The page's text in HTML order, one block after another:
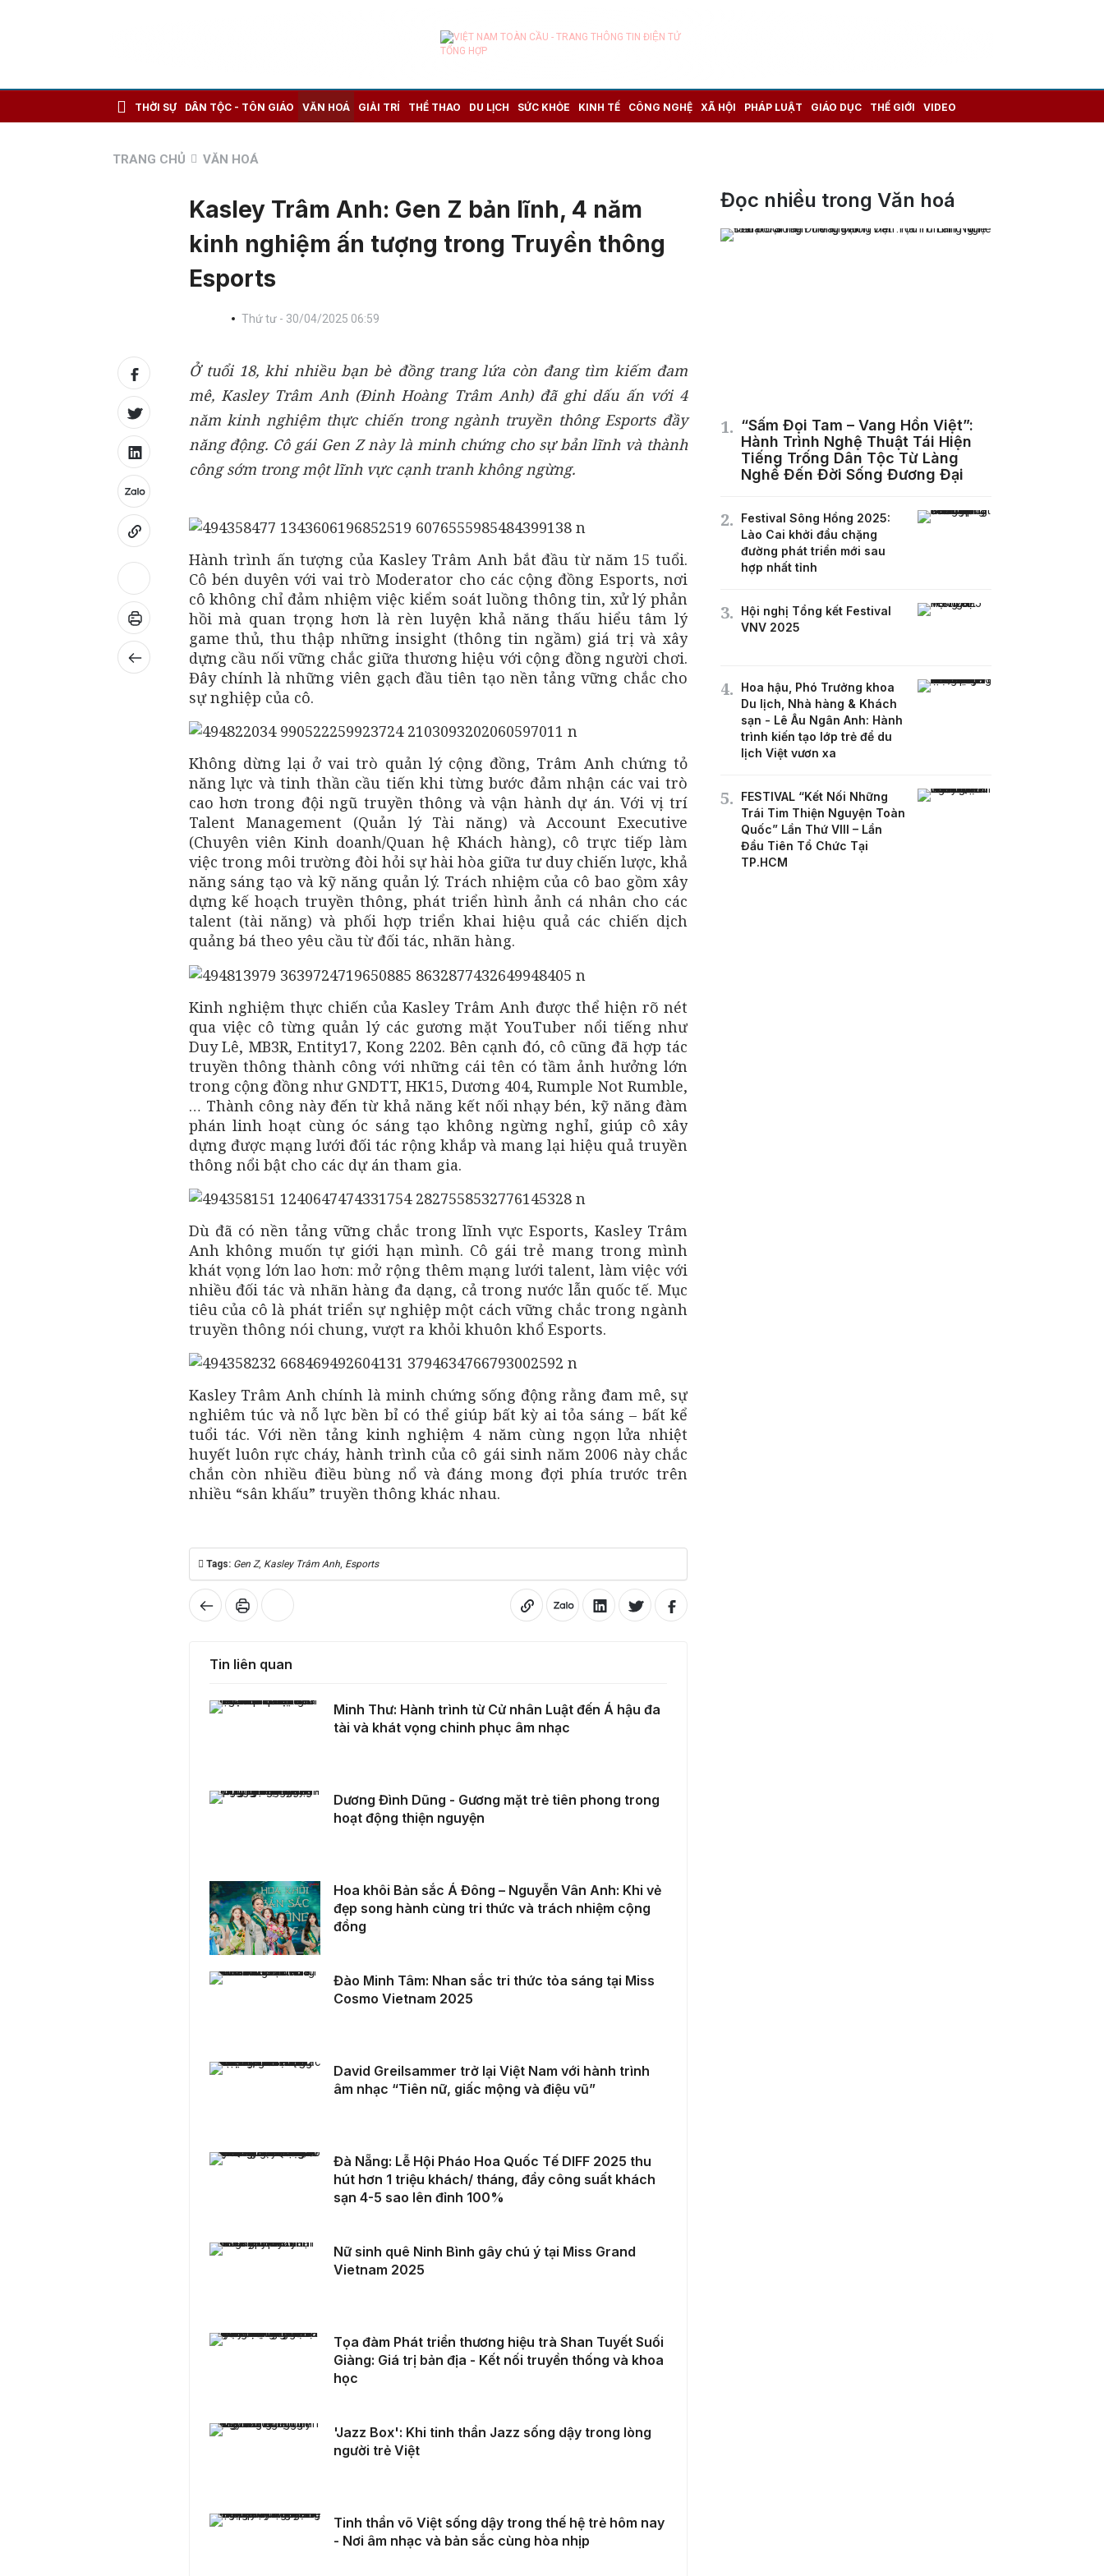
THỜI SỰ DÂN TỘC - TÔN GIÁO VĂN HOÁ GIẢI TRÍ THỂ THAO DU LỊCH SỨC KHỎE KINH TẾ CÔNG NGHỆ XÃ HỘI PHÁP LUẬT GIÁO DỤC THẾ GIỚI VIDEO
TRANG CHỦ VĂN HOÁ
Kasley Trâm Anh: Gen Z bản lĩnh, 4 năm
kinh nghiệm ấn tượng trong Truyền thông
Esports
Thứ tư - 30/04/2025 06:59
Ở tuổi 18, khi nhiều bạn bè đồng trang lứa còn đang tìm kiếm đam
mê, Kasley Trâm Anh (Đinh Hoàng Trâm Anh) đã ghi dấu ấn với 4
năm kinh nghiệm thực chiến trong ngành truyền thông Esports đầy
năng động. Cô gái Gen Z này là minh chứng cho sự bản lĩnh và thành
công sớm trong một lĩnh vực cạnh tranh không ngừng.
Hành trình ấn tượng của Kasley Trâm Anh bắt đầu từ năm 15 tuổi.
Cô bén duyên với vai trò Moderator cho các cộng đồng Esports, nơi
cô không chỉ đảm nhiệm việc kiểm soát luồng thông tin, xử lý phản
hồi mà quan trọng hơn là rèn luyện khả năng thấu hiểu tâm lý
game thủ, thu thập những insight (thông tin ngầm) giá trị và xây
dựng cầu nối vững chắc giữa thương hiệu với cộng đồng người chơi.
Đây chính là những viên gạch đầu tiên tạo nền tảng vững chắc cho
sự nghiệp của cô.
Không dừng lại ở vai trò quản lý cộng đồng, Trâm Anh chứng tỏ
năng lực và tinh thần cầu tiến khi từng bước đảm nhận các vai trò
cao hơn trong đội ngũ truyền thông và vận hành dự án. Với vị trí
Talent Management (Quản lý Tài năng) và Account Executive
(Chuyên viên Kinh doanh/Quan hệ Khách hàng), cô trực tiếp làm
việc trong môi trường đòi hỏi sự hài hòa giữa tư duy chiến lược, khả
năng sáng tạo và kỹ năng quản lý. Trách nhiệm của cô bao gồm xây
dựng kế hoạch truyền thông, phát triển hình ảnh cá nhân cho các
talent (tài năng) và phối hợp triển khai hiệu quả các chiến dịch
quảng bá theo yêu cầu từ đối tác, nhãn hàng.
Kinh nghiệm thực chiến của Kasley Trâm Anh được thể hiện rõ nét
qua việc cô từng quản lý các gương mặt YouTuber nổi tiếng như
Duy Lê, MB3R, Entity17, Kong 2202. Bên cạnh đó, cô cũng đã hợp tác
truyền thông thành công với những cái tên có tầm ảnh hưởng lớn
trong cộng đồng như GNDTT, HK15, Dương 404, Rumple Not Rumble,
… Thành công này đến từ khả năng kết nối nhạy bén, kỹ năng đàm
phán linh hoạt cùng óc sáng tạo không ngừng nghỉ, giúp cô xây
dựng được mạng lưới đối tác rộng khắp và mang lại hiệu quả truyền
thông nổi bật cho các dự án tham gia.
Dù đã có nền tảng vững chắc trong lĩnh vực Esports, Kasley Trâm
Anh không muốn tự giới hạn mình. Cô gái trẻ mang trong mình
khát vọng lớn lao hơn: mở rộng thêm mạng lưới talent, làm việc với
nhiều đối tác và nhãn hàng đa dạng, cả trong nước lẫn quốc tế. Mục
tiêu của cô là phát triển sự nghiệp một cách vững chắc trong ngành
truyền thông nói chung, vượt ra khỏi khuôn khổ Esports.
Kasley Trâm Anh chính là minh chứng sống động rằng đam mê, sự
nghiêm túc và nỗ lực bền bỉ có thể giúp bất kỳ ai tỏa sáng – bất kể
tuổi tác. Với nền tảng kinh nghiệm 4 năm cùng ngọn lửa nhiệt
huyết luôn rực cháy, hành trình của cô gái sinh năm 2006 này chắc
chắn còn nhiều điều bùng nổ và đáng mong đợi phía trước trên
nhiều “sân khấu” truyền thông khác nhau.
Tags: Gen Z, Kasley Trâm Anh, Esports
Tin liên quan
Minh Thư: Hành trình từ Cử nhân Luật đến Á hậu đa tài và khát vọng chinh phục âm nhạc
Minh Thư: Hành trình từ Cử nhân Luật đến Á hậu đa
tài và khát vọng chinh phục âm nhạc
Dương Đình Dũng - Gương mặt trẻ tiên phong trong hoạt động thiện nguyện
Dương Đình Dũng - Gương mặt trẻ tiên phong trong
hoạt động thiện nguyện
Hoa khôi Bản sắc Á Đông – Nguyễn Vân Anh: Khi vẻ đẹp song hành cùng tri thức và trách nhiệm cộng đồng
Hoa khôi Bản sắc Á Đông – Nguyễn Vân Anh: Khi vẻ
đẹp song hành cùng tri thức và trách nhiệm cộng
đồng
Đào Minh Tâm: Nhan sắc tri thức tỏa sáng tại Miss Cosmo Vietnam 2025
Đào Minh Tâm: Nhan sắc tri thức tỏa sáng tại Miss
Cosmo Vietnam 2025
David Greilsammer trở lại Việt Nam với hành trình âm nhạc “Tiên nữ, giấc mộng và điệu vũ”
David Greilsammer trở lại Việt Nam với hành trình
âm nhạc “Tiên nữ, giấc mộng và điệu vũ”
Đà Nẵng: Lễ Hội Pháo Hoa Quốc Tế DIFF 2025 thu hút hơn 1 triệu khách/ tháng, đẩy công suất khách sạn 4-5 sao lên đỉnh 100%
Đà Nẵng: Lễ Hội Pháo Hoa Quốc Tế DIFF 2025 thu
hút hơn 1 triệu khách/ tháng, đẩy công suất khách
sạn 4-5 sao lên đỉnh 100%
Nữ sinh quê Ninh Bình gây chú ý tại Miss Grand Vietnam 2025
Nữ sinh quê Ninh Bình gây chú ý tại Miss Grand
Vietnam 2025
Tọa đàm Phát triển thương hiệu trà Shan Tuyết Suối Giàng: Giá trị bản địa - Kết nối truyền thống và khoa học
Tọa đàm Phát triển thương hiệu trà Shan Tuyết Suối
Giàng: Giá trị bản địa - Kết nối truyền thống và khoa
học
'Jazz Box': Khi tinh thần Jazz sống dậy trong lòng người trẻ Việt
'Jazz Box': Khi tinh thần Jazz sống dậy trong lòng
người trẻ Việt
Tinh thần võ Việt sống dậy trong thế hệ trẻ hôm nay - Nơi âm nhạc và bản sắc cùng hòa nhịp
Tinh thần võ Việt sống dậy trong thế hệ trẻ hôm nay
- Nơi âm nhạc và bản sắc cùng hòa nhịp
Đọc nhiều trong Văn hoá
“Sấm Đọi Tam – Vang Hồn Việt”:
Hành Trình Nghệ Thuật Tái Hiện
Tiếng Trống Dân Tộc Từ Làng
Nghề Đến Đời Sống Đương Đại
Festival Sông Hồng 2025:
Lào Cai khởi đầu chặng
đường phát triển mới sau
hợp nhất tỉnh
Hội nghị Tổng kết Festival
VNV 2025
Hoa hậu, Phó Trưởng khoa
Du lịch, Nhà hàng & Khách
sạn - Lê Âu Ngân Anh: Hành
trình kiến tạo lớp trẻ để du
lịch Việt vươn xa
FESTIVAL “Kết Nối Những
Trái Tim Thiện Nguyện Toàn
Quốc” Lần Thứ VIII – Lần
Đầu Tiên Tổ Chức Tại
TP.HCM